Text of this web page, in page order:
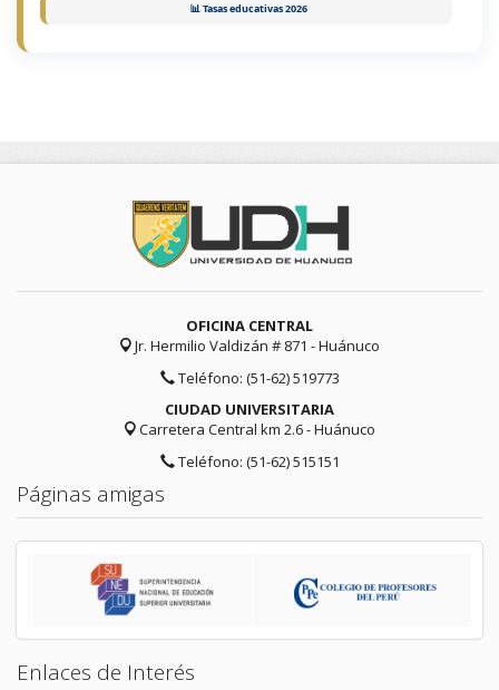
📊 Tasas educativas 2026
OFICINA CENTRAL
Jr. Hermilio Valdizán # 871 - Huánuco
Teléfono: (51-62) 519773
CIUDAD UNIVERSITARIA
Carretera Central km 2.6 - Huánuco
Teléfono: (51-62) 515151
Páginas amigas
Enlaces de Interés